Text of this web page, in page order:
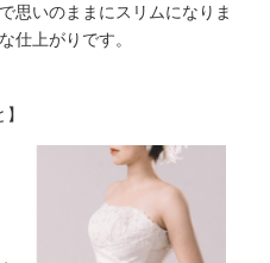
思いのままにスリムになりま
仕上がりです。